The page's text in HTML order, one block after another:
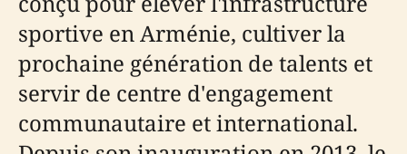
sportive en Arménie, cultiver la
prochaine génération de talents et
servir de centre d'engagement
communautaire et international.